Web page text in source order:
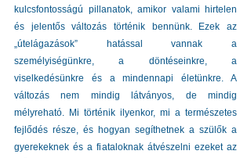
kulcsfontosságú pillanatok, amikor valami hirtelen
és jelentős változás történik bennünk. Ezek az
„útelágazások” hatással vannak a
személyiségünkre, a döntéseinkre, a
viselkedésünkre és a mindennapi életünkre. A
változás nem mindig látványos, de mindig
mélyreható. Mi történik ilyenkor, mi a természetes
fejlődés része, és hogyan segíthetnek a szülők a
gyerekeknek és a fiataloknak átvészelni ezeket az